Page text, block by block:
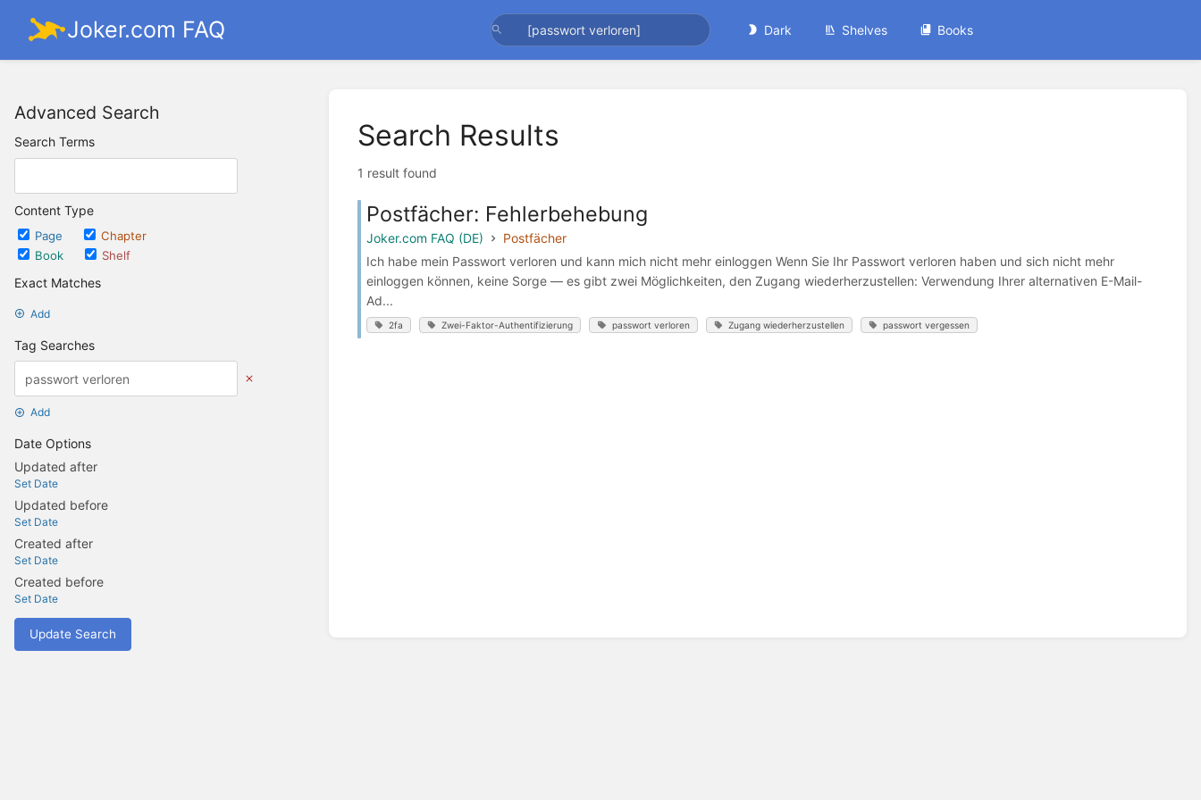
Joker.com FAQ Dark Shelves Books
Advanced Search
Search Terms
Content Type
Page
Chapter
Book
Shelf
Exact Matches
Add
Tag Searches
Add
Date Options
Updated after
Set Date
Updated before
Set Date
Created after
Set Date
Created before
Set Date
Update Search
Search Results
1 result found
Postfächer: Fehlerbehebung
Joker.com FAQ (DE)
Postfächer
Ich habe mein Passwort verloren und kann mich nicht mehr einloggen Wenn Sie Ihr Passwort verloren haben und sich nicht mehr
einloggen können, keine Sorge — es gibt zwei Möglichkeiten, den Zugang wiederherzustellen: Verwendung Ihrer alternativen E-Mail-
Ad...
2fa Zwei-Faktor-Authentifizierung passwort verloren Zugang wiederherzustellen passwort vergessen